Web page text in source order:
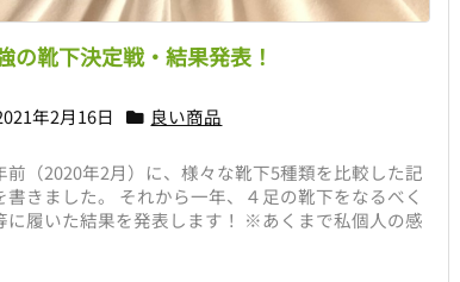
の靴下決定戦・結果発表！
年2月16日 良い商品
前（2020年2月）に、様々な靴下5種類を比較した記
書きました。 それから一年、４足の靴下をなるべく
に履いた結果を発表します！ ※あくまで私個人の感